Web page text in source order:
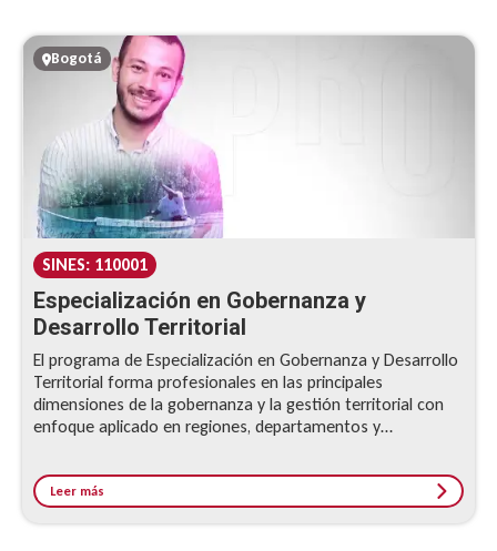
Bogotá
SINES: 110001
Especialización en Gobernanza y
Desarrollo Territorial
El programa de Especialización en Gobernanza y Desarrollo
Territorial forma profesionales en las principales
dimensiones de la gobernanza y la gestión territorial con
enfoque aplicado en regiones, departamentos y
capacidades de acción, gestión y administración de los
territorios en sus dimensiones gubernamentales, políticas,
sociales y ambientales.
Leer más